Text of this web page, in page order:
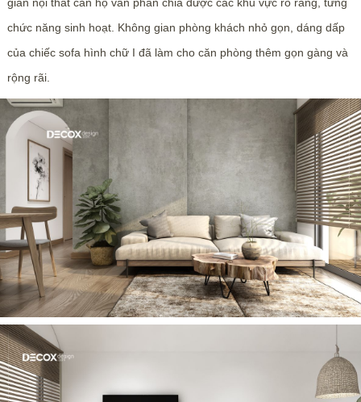
chức năng sinh hoạt. Không gian phòng khách nhỏ gọn, dáng dấp
của chiếc sofa hình chữ I đã làm cho căn phòng thêm gọn gàng và
rộng rãi.